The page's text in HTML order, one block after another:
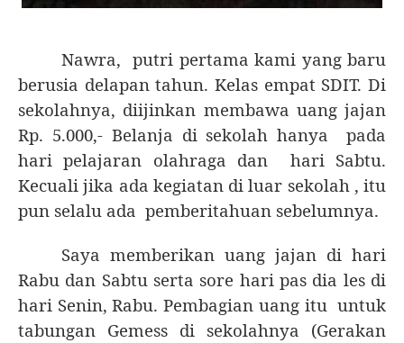
Nawra, putri pertama kami yang baru
berusia delapan tahun. Kelas empat SDIT. Di
sekolahnya, diijinkan membawa uang jajan
Rp. 5.000,- Belanja di sekolah hanya
pada
hari pelajaran olahraga dan
hari Sabtu.
Kecuali jika ada kegiatan di luar sekolah , itu
pun selalu ada pemberitahuan sebelumnya.
Saya memberikan uang jajan di hari
Rabu dan Sabtu serta sore hari pas dia les di
hari Senin, Rabu. Pembagian uang itu untuk
tabungan Gemess di sekolahnya (Gerakan